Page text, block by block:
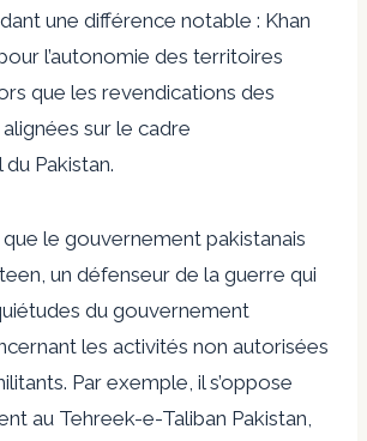
une différence notable : Khan
l’autonomie des territoires
que les revendications des
sur le cadre
Pakistan.
le gouvernement pakistanais
un défenseur de la guerre qui
du gouvernement
les activités non autorisées
Par exemple, il s’oppose
au Tehreek-e-Taliban Pakistan,